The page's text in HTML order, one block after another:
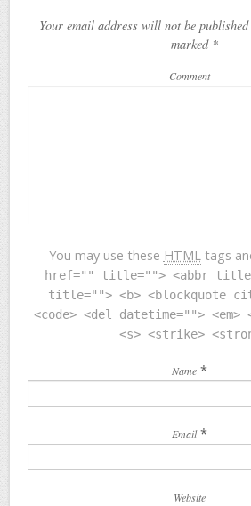
Your email address will not be
marked *
Comment
You may use these HTML tags
href="" title=""> <abbr
title=""> <b> <blockquote
<code> <del datetime="">
<s> <strike>
Name *
Email *
Website